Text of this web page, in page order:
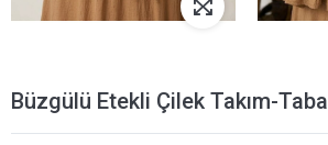
Büzgülü Etekli Çilek Takım-Taba